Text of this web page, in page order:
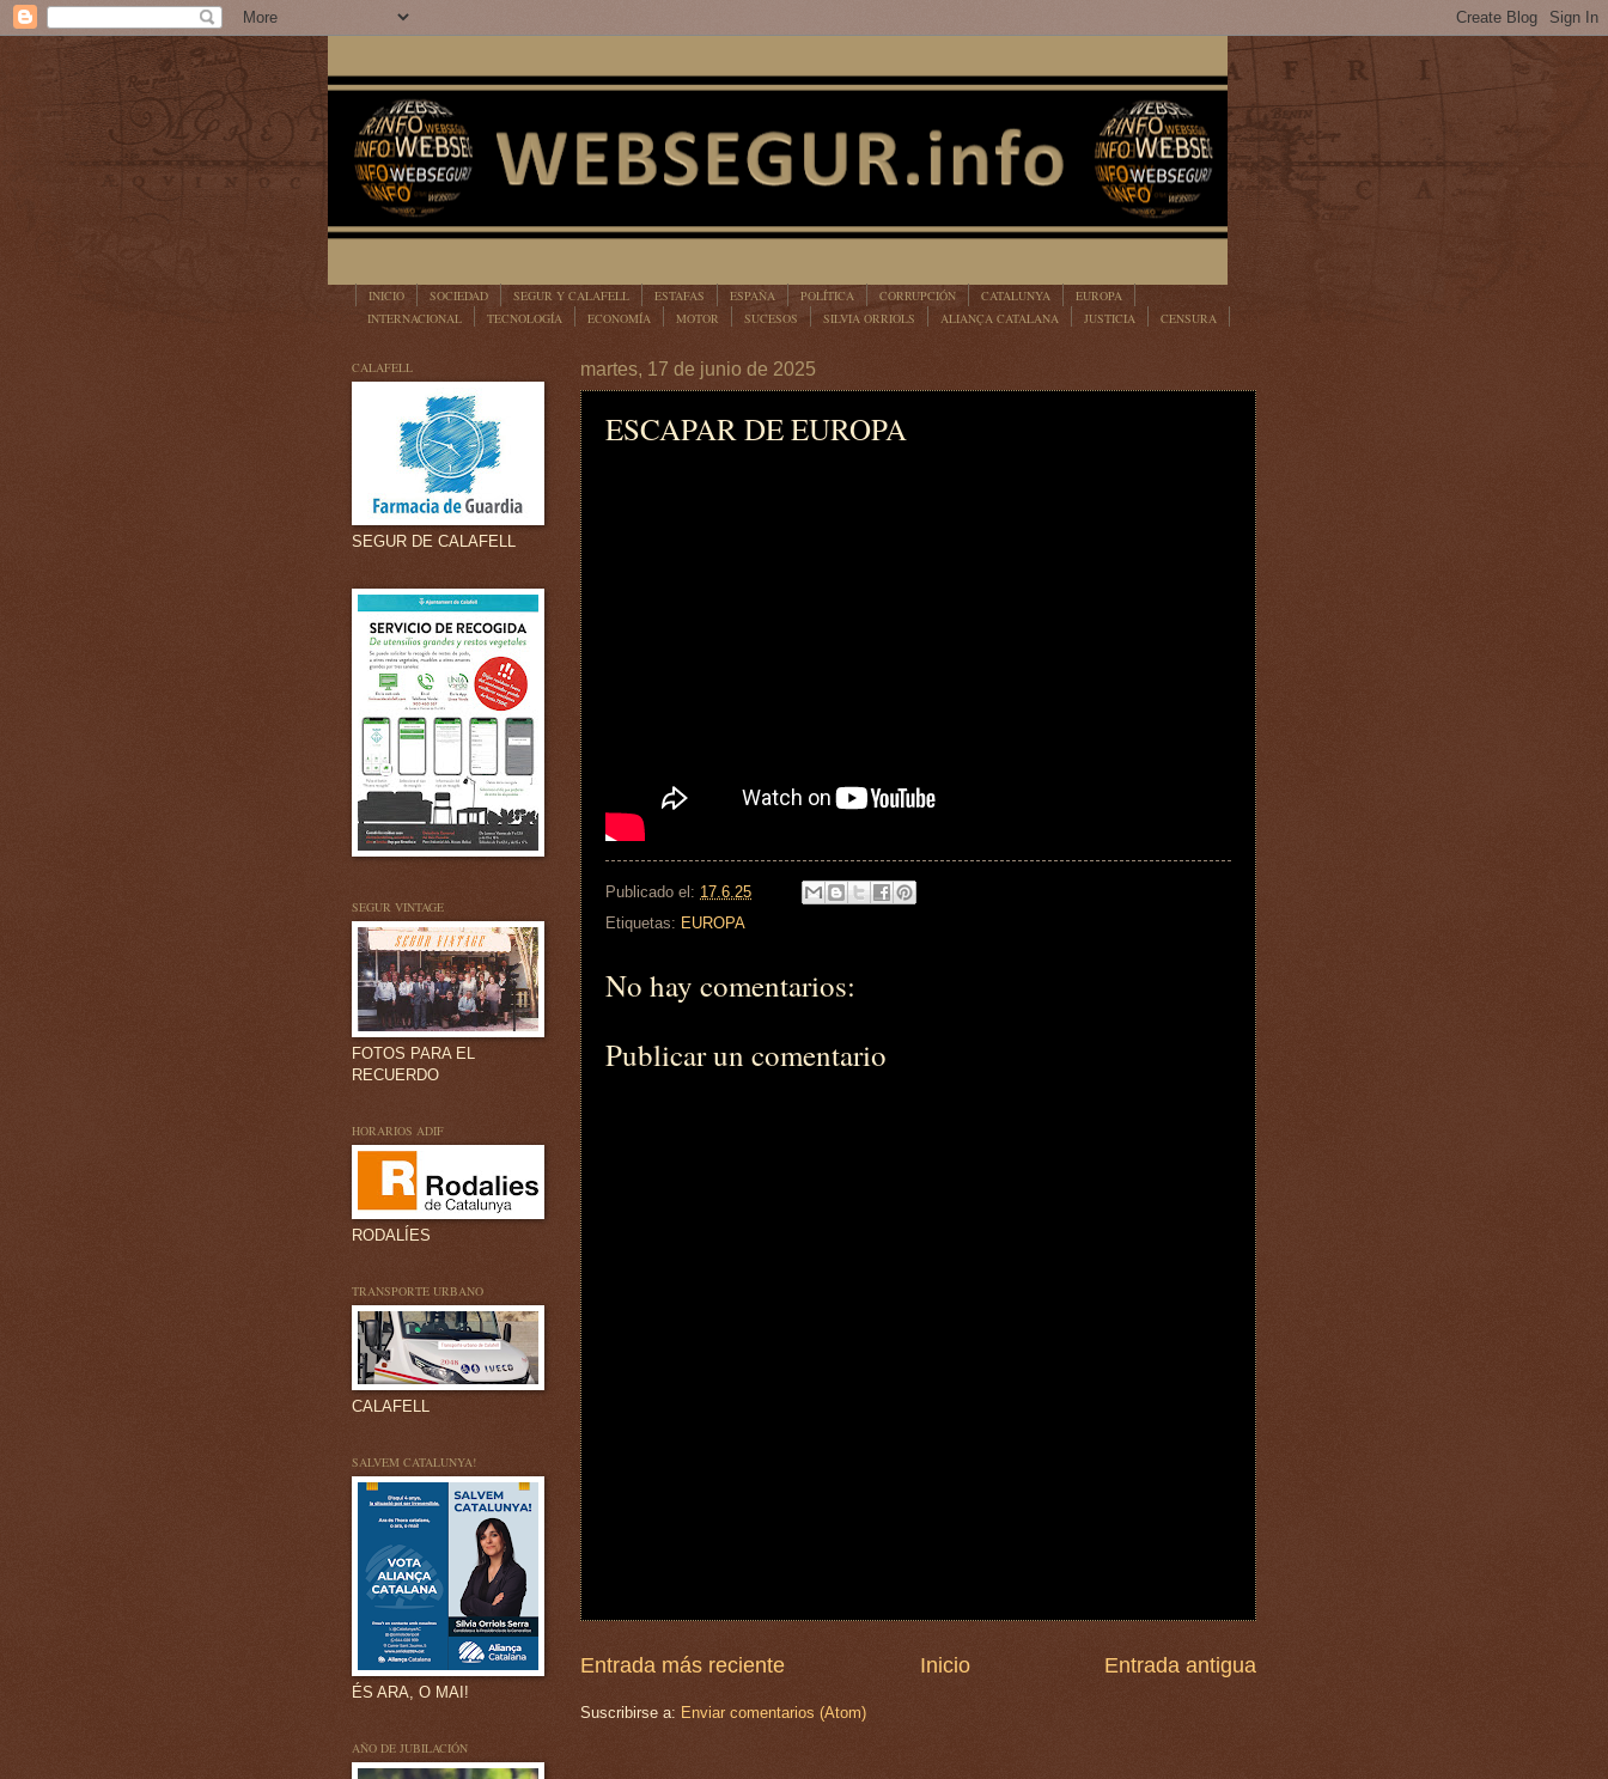
INICIO SOCIEDAD SEGUR Y CALAFELL ESTAFAS ESPAÑA POLÍTICA CORRUPCIÓN CATALUNYA
EUROPA
INTERNACIONAL
TECNOLOGÍA ECONOMÍA MOTOR SUCESOS SILVIA ORRIOLS ALIANÇA CATALANA JUSTICIA
CENSURA
martes, 17 de junio de 2025
ESCAPAR DE EUROPA
Publicado el: 17.6.25
Etiquetas: EUROPA
No hay comentarios:
Publicar un comentario
Entrada más reciente Entrada antigua
Inicio
Suscribirse a: Enviar comentarios (Atom)
CALAFELL
SEGUR DE CALAFELL
SEGUR VINTAGE
FOTOS PARA EL
RECUERDO
HORARIOS ADIF
RODALÍES
TRANSPORTE URBANO
CALAFELL
SALVEM CATALUNYA!
ÉS ARA, O MAI!
AÑO DE JUBILACIÓN